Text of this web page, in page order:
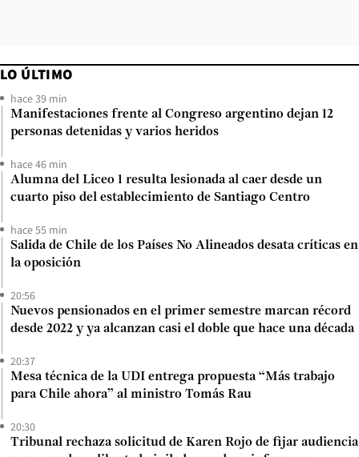
LO ÚLTIMO
hace 39 min
Manifestaciones frente al Congreso argentino dejan 12
personas detenidas y varios heridos
hace 46 min
Alumna del Liceo 1 resulta lesionada al caer desde un
cuarto piso del establecimiento de Santiago Centro
hace 55 min
Salida de Chile de los Países No Alineados desata críticas en
la oposición
20:56
Nuevos pensionados en el primer semestre marcan récord
desde 2022 y ya alcanzan casi el doble que hace una década
20:37
Mesa técnica de la UDI entrega propuesta “Más trabajo
para Chile ahora” al ministro Tomás Rau
20:30
Tribunal rechaza solicitud de Karen Rojo de fijar audiencia